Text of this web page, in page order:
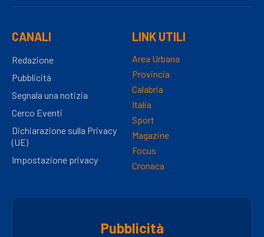
CANALI
Redazione
Pubblicità
Segnala una notizia
Cerco Eventi
Dichiarazione sulla Privacy
(UE)
Impostazione privacy
LINK UTILI
Area Urbana
Provincia
Calabria
Italia
Sport
Magazine
Focus
Cronaca
Pubblicità